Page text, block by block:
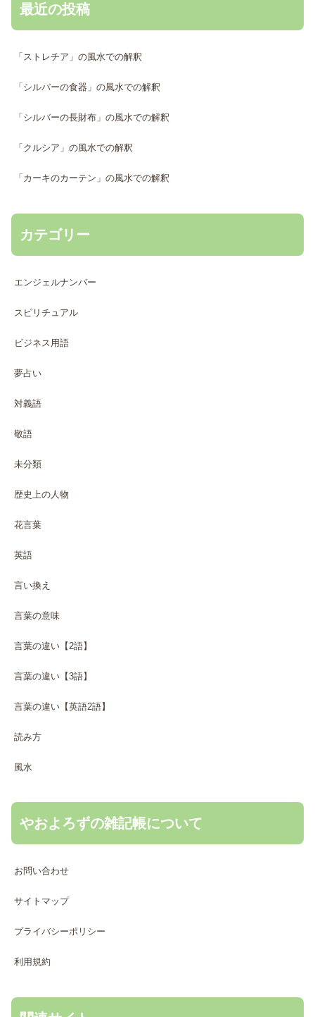
最近の投稿
「ストレチア」の風水での解釈
「シルバーの食器」の風水での解釈
「シルバーの長財布」の風水での解釈
「クルシア」の風水での解釈
「カーキのカーテン」の風水での解釈
カテゴリー
エンジェルナンバー
スピリチュアル
ビジネス用語
夢占い
対義語
敬語
未分類
歴史上の人物
花言葉
英語
言い換え
言葉の意味
言葉の違い【2語】
言葉の違い【3語】
言葉の違い【英語2語】
読み方
風水
やおよろずの雑記帳について
お問い合わせ
サイトマップ
プライバシーポリシー
利用規約